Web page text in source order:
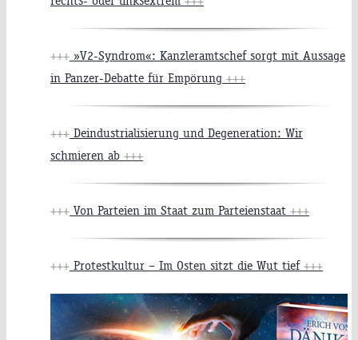
+++ »V2-Syndrom«: Kanzleramtschef sorgt mit Aussage
in Panzer-Debatte für Empörung +++
+++ Deindustrialisierung und Degeneration: Wir
schmieren ab +++
+++ Von Parteien im Staat zum Parteienstaat +++
+++ Protestkultur – Im Osten sitzt die Wut tief +++